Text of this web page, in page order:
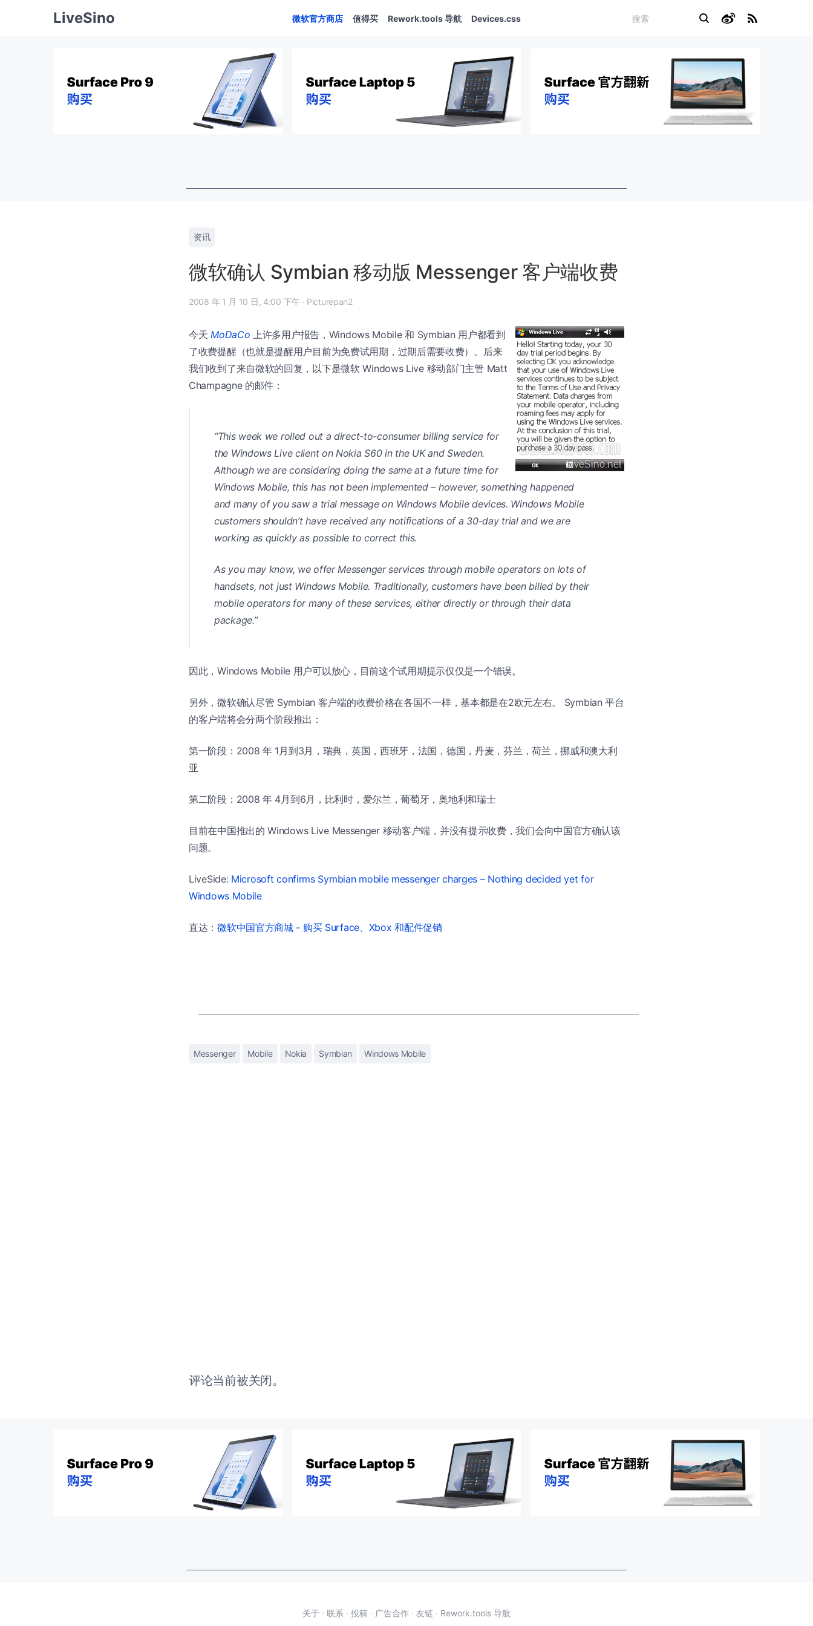
LiveSino 微软官方商店 值得买 Rework.tools 导航 Devices.css
资讯
微软确认 Symbian 移动版 Messenger 客户端收费
2008 年 1 月 10 日, 4:00 下午 · Picturepan2
今天 MoDaCo 上许多用户报告，Windows Mobile 和 Symbian 用户都看到
了收费提醒（也就是提醒用户目前为免费试用期，过期后需要收费）。后来
我们收到了来自微软的回复，以下是微软 Windows Live 移动部门主管 Matt
Champagne 的邮件：
“This week we rolled out a direct-to-consumer billing service for
the Windows Live client on Nokia S60 in the UK and Sweden.
Although we are considering doing the same at a future time for
Windows Mobile, this has not been implemented – however, something happened
and many of you saw a trial message on Windows Mobile devices. Windows Mobile
customers shouldn’t have received any notifications of a 30-day trial and we are
working as quickly as possible to correct this.
As you may know, we offer Messenger services through mobile operators on lots of
handsets, not just Windows Mobile. Traditionally, customers have been billed by their
mobile operators for many of these services, either directly or through their data
package.”
因此，Windows Mobile 用户可以放心，目前这个试用期提示仅仅是一个错误。
另外，微软确认尽管 Symbian 客户端的收费价格在各国不一样，基本都是在2欧元左右。 Symbian 平台
的客户端将会分两个阶段推出：
第一阶段：2008 年 1月到3月，瑞典，英国，西班牙，法国，德国，丹麦，芬兰，荷兰，挪威和澳大利
亚
第二阶段：2008 年 4月到6月，比利时，爱尔兰，葡萄牙，奥地利和瑞士
目前在中国推出的 Windows Live Messenger 移动客户端，并没有提示收费，我们会向中国官方确认该
问题。
LiveSide: Microsoft confirms Symbian mobile messenger charges – Nothing decided yet for
Windows Mobile
直达：微软中国官方商城 - 购买 Surface、Xbox 和配件促销
Messenger Mobile Nokia Symbian Windows Mobile
评论当前被关闭。
关于 · 联系 · 投稿 · 广告合作 · 友链 · Rework.tools 导航